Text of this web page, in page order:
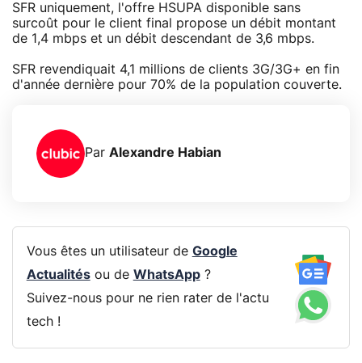
SFR uniquement, l'offre HSUPA disponible sans
surcoût pour le client final propose un débit montant
de 1,4 mbps et un débit descendant de 3,6 mbps.
SFR revendiquait 4,1 millions de clients 3G/3G+ en fin
d'année dernière pour 70% de la population couverte.
Par Alexandre Habian
Vous êtes un utilisateur de Google
Actualitésou de WhatsApp?
Suivez-nous pour ne rien rater de l'actu
tech !